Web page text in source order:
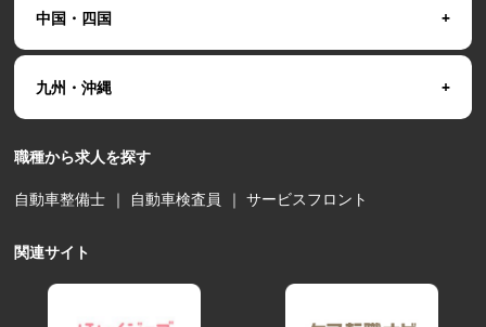
中国・四国
九州・沖縄
職種から求人を探す
自動車整備士 ｜ 自動車検査員 ｜サービスフロント
関連サイト